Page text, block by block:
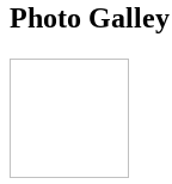
Photo Galley